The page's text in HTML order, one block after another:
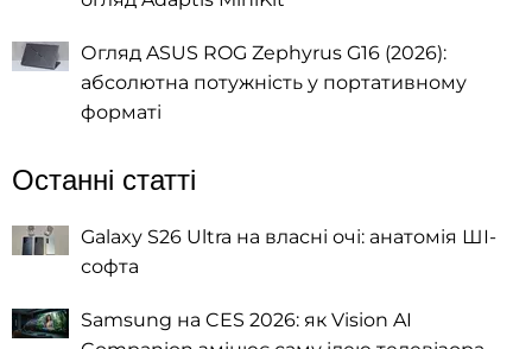
Огляд ASUS ROG Zephyrus G16 (2026):
абсолютна потужність у портативному
форматі
Останні статті
Galaxy S26 Ultra на власні очі: анатомія ШІ-
софта
Samsung на CES 2026: як Vision AI